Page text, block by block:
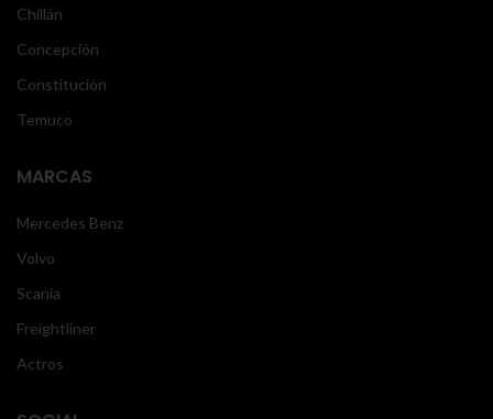
Chillán
Concepción
Constitución
Temuco
MARCAS
Mercedes Benz
Volvo
Scania
Freightliner
Actros